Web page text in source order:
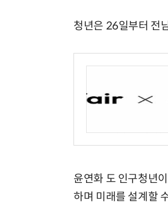
청년은 26일부터 전
윤연화 도 인구청년
하며 미래를 설계할